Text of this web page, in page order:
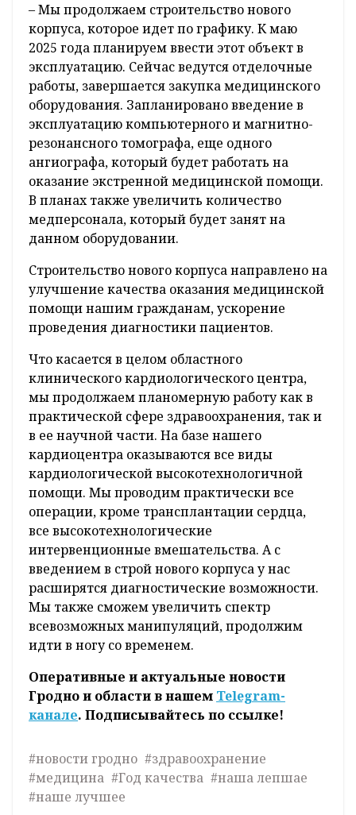
– Мы продолжаем строительство нового
корпуса, которое идет по графику. К маю
2025 года планируем ввести этот объект в
эксплуатацию. Сейчас ведутся отделочные
работы, завершается закупка медицинского
оборудования. Запланировано введение в
эксплуатацию компьютерного и магнитно-
резонансного томографа, еще одного
ангиографа, который будет работать на
оказание экстренной медицинской помощи.
В планах также увеличить количество
медперсонала, который будет занят на
данном оборудовании.
Строительство нового корпуса направлено на
улучшение качества оказания медицинской
помощи нашим гражданам, ускорение
проведения диагностики пациентов.
Что касается в целом областного
клинического кардиологического центра,
мы продолжаем планомерную работу как в
практической сфере здравоохранения, так и
в ее научной части. На базе нашего
кардиоцентра оказываются все виды
кардиологической высокотехнологичной
помощи. Мы проводим практически все
операции, кроме трансплантации сердца,
все высокотехнологические
интервенционные вмешательства. А с
введением в строй нового корпуса у нас
расширятся диагностические возможности.
Мы также сможем увеличить спектр
всевозможных манипуляций, продолжим
идти в ногу со временем.
Оперативные и актуальные новости
Гродно и области в нашем Telegram-
канале. Подписывайтесь по ссылке!
#новости гродно #здравоохранение
#медицина #Год качества #наша лепшае
#наше лучшее